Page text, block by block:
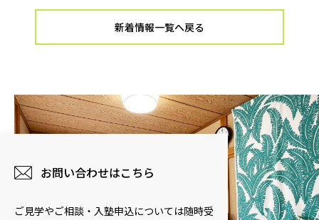
新着情報一覧へ戻る
お問い合わせはこちら
ご見学やご相談・入塾申込については随時受